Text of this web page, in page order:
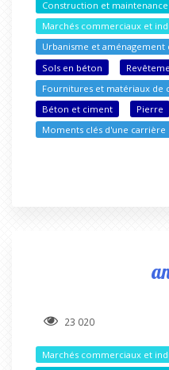
Construction et
Marchés commerciaux et
Urbanisme et
Sols en béton
Fournitures et matériaux de
Béton et ciment
Pierre
Moments clés d'une carrière
23 020
Marchés commerciaux et